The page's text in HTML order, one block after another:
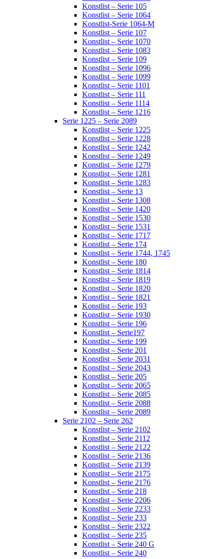
Konstlist – Serie 105
Konstlist – Serie 1064
Konstlist-Serie 1064-M
Konstlist – Serie 107
Konstlist – Serie 1070
Konstlist – Serie 1083
Konstlist – Serie 109
Konstlist – Serie 1096
Konstlist – Serie 1099
Konstlist – Serie 1101
Konstlist – Serie 111
Konstlist – Serie 1114
Konstlist – Serie 1216
Serie 1225 – Serie 2089
Konstlist – Serie 1225
Konstlist – Serie 1228
Konstlist – Serie 1242
Konstlist – Serie 1249
Konstlist – Serie 1279
Konstlist – Serie 1281
Konstlist – Serie 1283
Konstlist – Serie 13
Konstlist – Serie 1308
Konstlist – Serie 1420
Konstlist – Serie 1530
Konstlist – Serie 1531
Konstlist – Serie 1717
Konstlist – Serie 174
Konstlist – Serie 1744, 1745
Konstlist – Serie 180
Konstlist – Serie 1814
Konstlist – Serie 1819
Konstlist – Serie 1820
Konstlist – Serie 1821
Konstlist – Serie 193
Konstlist – Serie 1930
Konstlist – Serie 196
Konstlist – Serie197
Konstlist – Serie 199
Konstlist – Serie 201
Konstlist – Serie 2031
Konstlist – Serie 2043
Konstlist – Serie 205
Konstlist – Serie 2065
Konstlist – Serie 2085
Konstlist – Serie 2088
Konstlist – Serie 2089
Serie 2102 – Serie 262
Konstlist – Serie 2102
Konstlist – Serie 2112
Konstlist – Serie 2122
Konstlist – Serie 2136
Konstlist – Serie 2139
Konstlist – Serie 2175
Konstlist – Serie 2176
Konstlist – Serie 218
Konstlist – Serie 2206
Konstlist – Serie 2233
Konstlist – Serie 233
Konstlist – Serie 2322
Konstlist – Serie 235
Konstlist – Serie 240 G
Konstlist – Serie 240